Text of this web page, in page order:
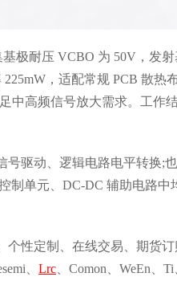
极耐压 VCBO 为 50V，发
，适配常规 PCB 散热
中高频信号放大需求。工
驱动、逻辑电路电平转换;
制单元、DC-DC 辅助电路
性定制、在线交易、期货
、 Lrc 、Comon、WeEn、